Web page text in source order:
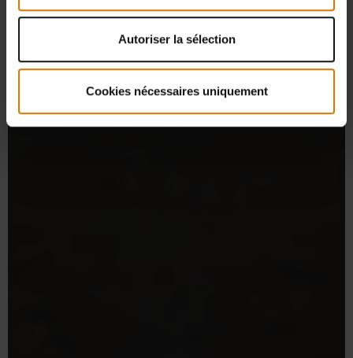
Autoriser la sélection
Cookies nécessaires uniquement